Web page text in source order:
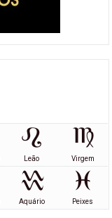
Leão Virgem
Aquário Peixes